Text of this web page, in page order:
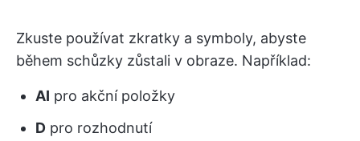
Zkuste používat zkratky a symboly, abyste
během schůzky zůstali v obraze. Například:
AI pro akční položky
D pro rozhodnutí